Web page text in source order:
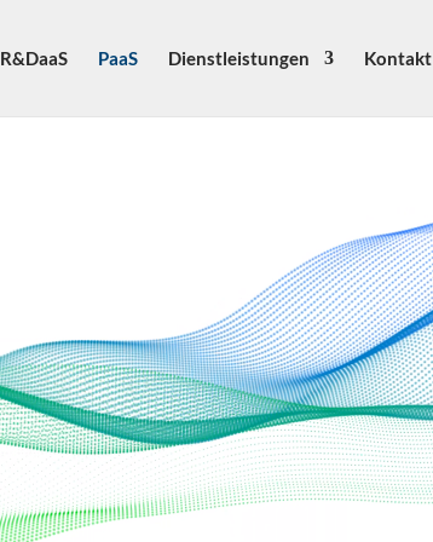
R&DaaS PaaS Dienstleistungen Kontakt